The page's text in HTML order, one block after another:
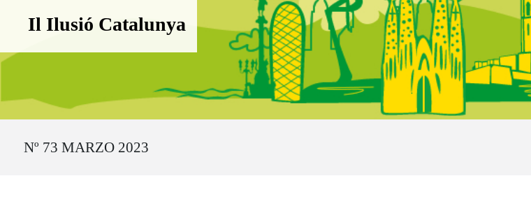
Boletín Il·lusió Catalunya
Il Ilusió Catalunya
Nº 73 MARZO 2023